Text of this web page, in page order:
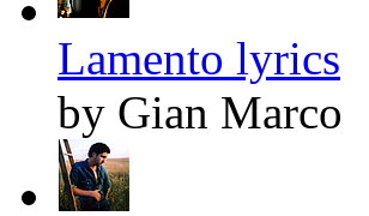
Lamento lyrics
by Gian Marco